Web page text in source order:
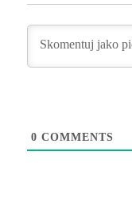
0 COMMENTS